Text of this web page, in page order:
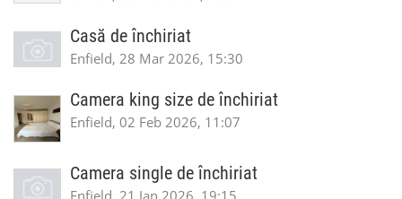
Casă de închiriat
Enfield, 28 Mar 2026, 15:30
Camera king size de închiriat
Enfield, 02 Feb 2026, 11:07
Camera single de închiriat
Enfield, 21 Jan 2026, 19:15